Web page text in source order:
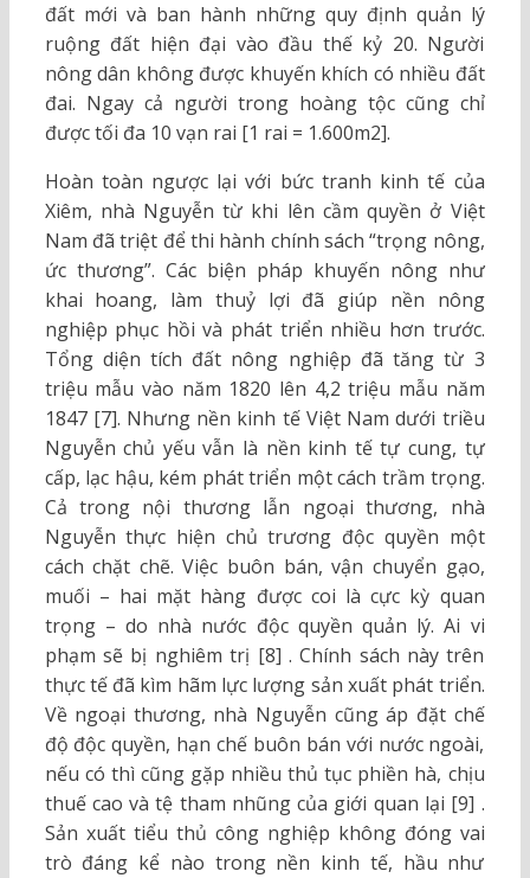
đất mới và ban hành những quy định quản lý
ruộng đất hiện đại vào đầu thế kỷ 20. Người
nông dân không được khuyến khích có nhiều đất
đai. Ngay cả người trong hoàng tộc cũng chỉ
được tối đa 10 vạn rai [1 rai = 1.600m2].
Hoàn toàn ngược lại với bức tranh kinh tế của
Xiêm, nhà Nguyễn từ khi lên cầm quyền ở Việt
Nam đã triệt để thi hành chính sách “trọng nông,
ức thương”. Các biện pháp khuyến nông như
khai hoang, làm thuỷ lợi đã giúp nền nông
nghiệp phục hồi và phát triển nhiều hơn trước.
Tổng diện tích đất nông nghiệp đã tăng từ 3
triệu mẫu vào năm 1820 lên 4,2 triệu mẫu năm
1847 [7]. Nhưng nền kinh tế Việt Nam dưới triều
Nguyễn chủ yếu vẫn là nền kinh tế tự cung, tự
cấp, lạc hậu, kém phát triển một cách trầm trọng.
Cả trong nội thương lẫn ngoại thương, nhà
Nguyễn thực hiện chủ trương độc quyền một
cách chặt chẽ. Việc buôn bán, vận chuyển gạo,
muối – hai mặt hàng được coi là cực kỳ quan
trọng – do nhà nước độc quyền quản lý. Ai vi
phạm sẽ bị nghiêm trị [8] . Chính sách này trên
thực tế đã kìm hãm lực lượng sản xuất phát triển.
Về ngoại thương, nhà Nguyễn cũng áp đặt chế
độ độc quyền, hạn chế buôn bán với nước ngoài,
nếu có thì cũng gặp nhiều thủ tục phiền hà, chịu
thuế cao và tệ tham nhũng của giới quan lại [9] .
Sản xuất tiểu thủ công nghiệp không đóng vai
trò đáng kể nào trong nền kinh tế, hầu như